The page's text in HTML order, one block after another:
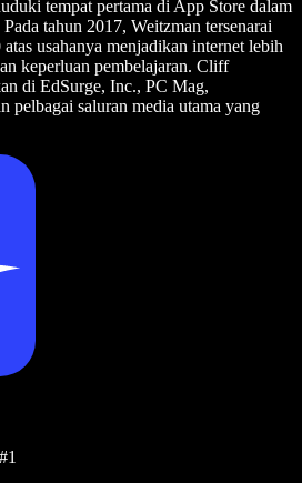
tempat pertama di App Store dalam
tahun 2017, Weitzman tersenarai
usahanya menjadikan internet lebih
keperluan pembelajaran. Cliff
di EdSurge, Inc., PC Mag,
pelbagai saluran media utama yang